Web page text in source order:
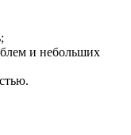
и небольших